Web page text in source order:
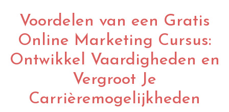
Voordelen van een Gratis
Online Marketing Cursus:
Ontwikkel Vaardigheden en
Vergroot Je
Carrièremogelijkheden